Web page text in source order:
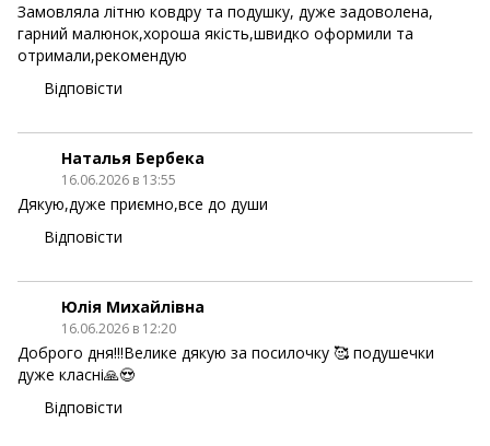
Замовляла літню ковдру та подушку, дуже задоволена,
гарний малюнок,хороша якість,швидко оформили та
отримали,рекомендую
Відповісти
Наталья Бербека
16.06.2026 в 13:55
Дякую,дуже приємно,все до души
Відповісти
Юлія Михайлівна
16.06.2026 в 12:20
Доброго дня!!!Велике дякую за посилочку 🥰 подушечки
дуже класні🙏😍
Відповісти